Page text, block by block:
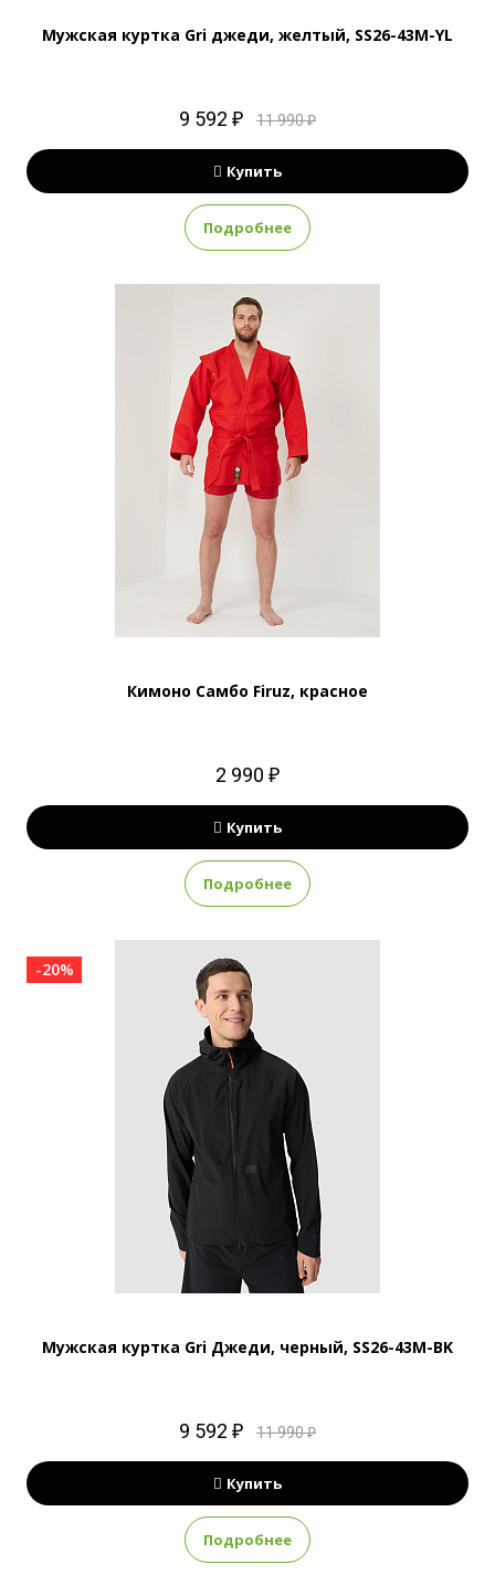
Мужская куртка Gri джеди, желтый, SS26-43M-YL
9 592 ₽ 11 990 ₽
Купить
Подробнее
Кимоно Самбо Firuz, красное
2 990 ₽
Купить
Подробнее
-20%
Мужская куртка Gri Джеди, черный, SS26-43M-BK
9 592 ₽ 11 990 ₽
Купить
Подробнее